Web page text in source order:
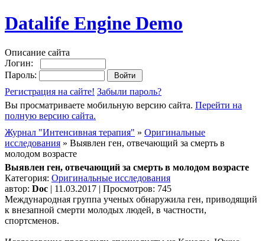
Datalife Engine Demo
Описание сайта
Логин:
Пароль:
Регистрация на сайте! Забыли пароль?
Вы просматриваете мобильную версию сайта. Перейти на
полную версию сайта.
Журнал "Интенсивная терапия" » Оригинальные
исследования » Выявлен ген, отвечающий за смерть в
молодом возрасте
Выявлен ген, отвечающий за смерть в молодом возрасте
Категория: Оригинальные исследования
автор: Doc | 11.03.2017 | Просмотров: 745
Международная группа ученых обнаружила ген, приводящий
к внезапной смерти молодых людей, в частности,
спортсменов.